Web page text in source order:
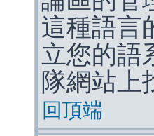
這種語言
立您的語
隊網站上
回頂端